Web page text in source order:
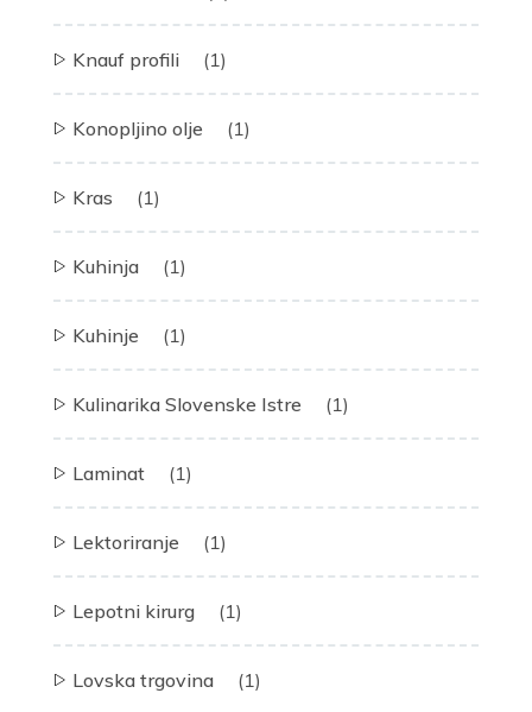
Knauf profili (1)
Konopljino olje (1)
Kras (1)
Kuhinja (1)
Kuhinje (1)
Kulinarika Slovenske Istre (1)
Laminat (1)
Lektoriranje (1)
Lepotni kirurg (1)
Lovska trgovina (1)